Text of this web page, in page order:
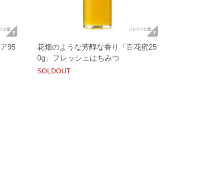
95
花畑のような芳醇な香り「百花蜜25
0g」フレッシュはちみつ
SOLDOUT